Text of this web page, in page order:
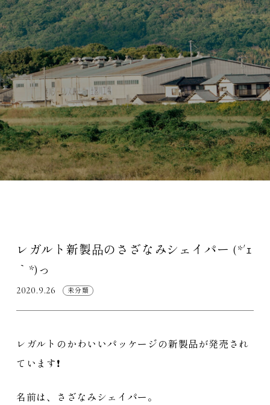
レガルト新製品のさざなみシェイパー (*´ｪ
｀*)っ
2020.9.26 未分類
レガルトのかわいいパッケージの新製品が発売され
ています❗️
名前は、さざなみシェイパー。